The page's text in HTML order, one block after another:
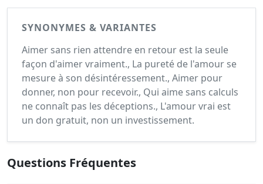
SYNONYMES & VARIANTES
Aimer sans rien attendre en retour est la seule
façon d'aimer vraiment., La pureté de l'amour se
mesure à son désintéressement., Aimer pour
donner, non pour recevoir., Qui aime sans calculs
ne connaît pas les déceptions., L'amour vrai est
un don gratuit, non un investissement.
Questions Fréquentes